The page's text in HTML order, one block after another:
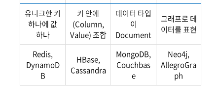
유니크한 키
하나에 값
하나
키 안에
(Column,
Value) 조합
데이터 타입
이
Document
그래프로 데
이터를 표현
Redis,
DynamoD
B
HBase,
Cassandra
MongoDB,
Couchbas
e
Neo4j,
AllegroGra
ph